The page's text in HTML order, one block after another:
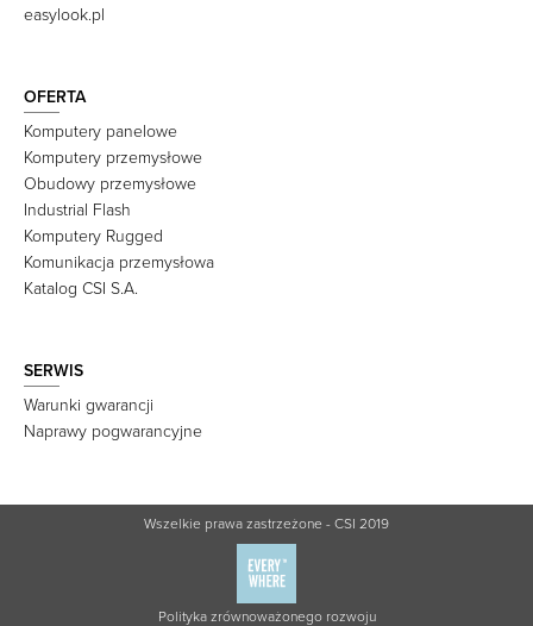
easylook.pl
OFERTA
Komputery panelowe
Komputery przemysłowe
Obudowy przemysłowe
Industrial Flash
Komputery Rugged
Komunikacja przemysłowa
Katalog CSI S.A.
SERWIS
Warunki gwarancji
Naprawy pogwarancyjne
Wszelkie prawa zastrzeżone - CSI 2019
Polityka zrównoważonego rozwoju